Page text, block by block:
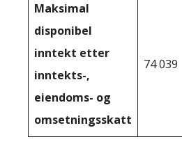
Maksimal
disponibel
inntekt etter
inntekts-,
eiendoms- og
omsetningsskatt
74 039